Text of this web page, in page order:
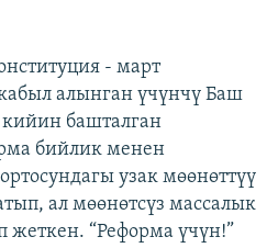
- март
алынган үчүнчү Баш
башталган
бийлик менен
узак мөөнөттүү
ал мөөнөтсүз массалык
жеткен. “Реформа үчүн!”